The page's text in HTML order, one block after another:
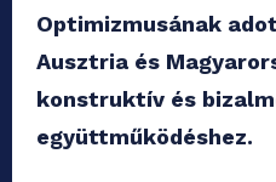
Optimizmusának
Ausztria és
konstruktív és
együttműködéshez.